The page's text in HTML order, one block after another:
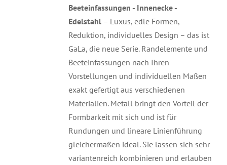
Beeteinfassungen - Innenecke -
Edelstahl– Luxus, edle Formen,
Reduktion, individuelles Design – das ist
GaLa, die neue Serie. Randelemente und
Beeteinfassungen nach Ihren
Vorstellungen und individuellen Maßen
exakt gefertigt aus verschiedenen
Materialien. Metall bringt den Vorteil der
Formbarkeit mit sich und ist für
Rundungen und lineare Linienführung
gleichermaßen ideal. Sie lassen sich sehr
variantenreich kombinieren und erlauben